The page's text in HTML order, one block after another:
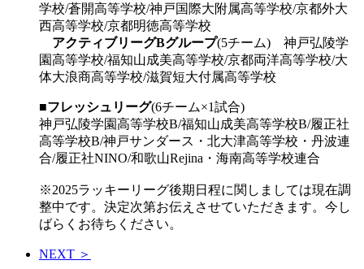
学校/蒼開高等学校/神戸国際大附属高等学校/京都外大
西高等学校/京都明徳高等学校
アクティブリーグBグループ(5チーム) 神戸弘陵学
園高等学校/福知山成美高等学校/京都両洋高等学校/大
体大浪商高等学校/滋賀短大付属高等学校
■フレッシュリーグ(6チーム×1試合)
神戸弘陵学園高等学校B/福知山成美高等学校B/履正社
高等学校B/神戸サンダース・北大津高等学校・丹波連
合/履正社NINO/和歌山Rejina・海南高等学校連合
※2025ラッキーリーグ後期日程に関しましては現在調
整中です。決定次第お伝えさせていただきます。今し
ばらくお待ちください。
NEXT ＞